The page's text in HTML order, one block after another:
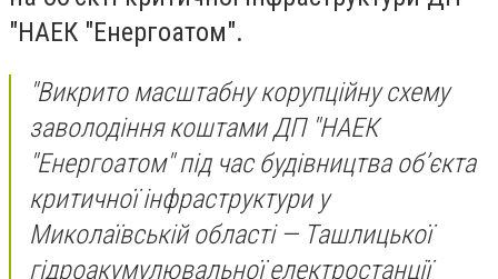
"НАЕК "Енергоатом".
"Викрито масштабну корупційну схему
заволодіння коштами ДП "НАЕК
"Енергоатом" під час будівництва об’єкта
критичної інфраструктури у
Миколаївській області — Ташлицької
гідроакумулювальної електростанції